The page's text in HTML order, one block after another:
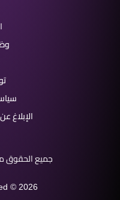
الإبلاغ
جميع الحقوق
© 2026